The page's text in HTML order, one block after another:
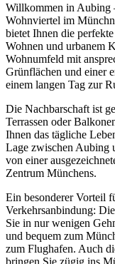
Willkommen in Aubing
Wohnviertel im
bietet Ihnen die
Wohnen und urbanem
Wohnumfeld mit
Grünflächen und einer
einem langen Tag zur
Die Nachbarschaft ist
Terrassen oder
Ihnen das tägliche
Lage zwischen Aubing
von einer
Zentrum Münchens.
Ein besonderer Vorteil
Verkehrsanbindung:
Sie in nur wenigen
und bequem zum
zum Flughafen. Auch
bringen Sie zügig ins